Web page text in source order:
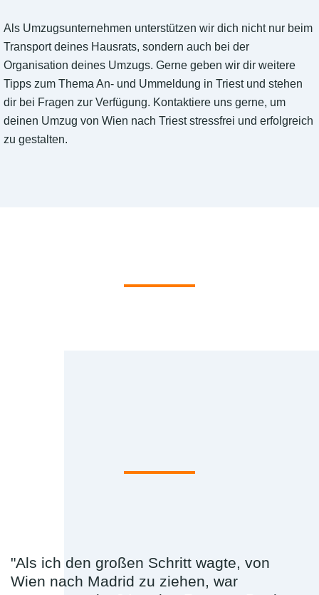
Als Umzugsunternehmen unterstützen wir dich nicht nur beim
Transport deines Hausrats, sondern auch bei der
Organisation deines Umzugs. Gerne geben wir dir weitere
Tipps zum Thema An- und Ummeldung in Triest und stehen
dir bei Fragen zur Verfügung. Kontaktiere uns gerne, um
deinen Umzug von Wien nach Triest stressfrei und erfolgreich
zu gestalten.
"Als ich den großen Schritt wagte, von
Wien nach Madrid zu ziehen, war